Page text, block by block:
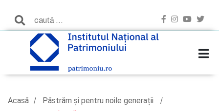
Acasă Păstrăm și pentru noile generații